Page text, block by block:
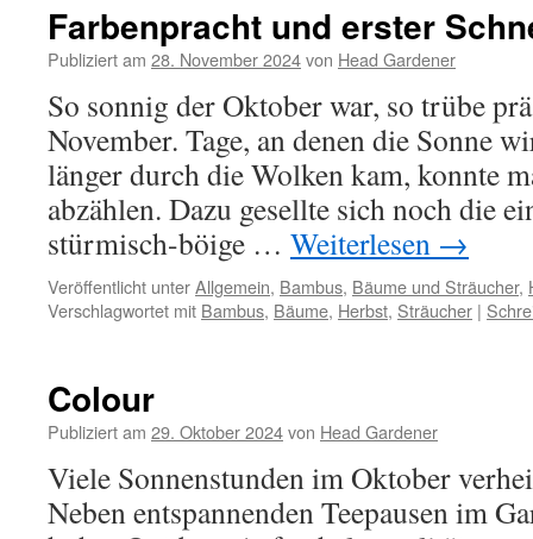
Farbenpracht und erster
Publiziert am 28. November 2024von Head Gardener
So sonnig der Oktober war, so trübe
November. Tage, an denen die Sonne
länger durch die Wolken kam, konnte
abzählen. Dazu gesellte sich noch die
stürmisch-böige … Weiterlesen →
Veröffentlicht unterAllgemein, Bambus, Bäume und Sträucher,
Verschlagwortet mit Bambus, Bäume, Herbst, Sträucher |
Colour
Publiziert am 29. Oktober 2024von Head Gardener
Viele Sonnenstunden im Oktober
Neben entspannenden Teepausen im